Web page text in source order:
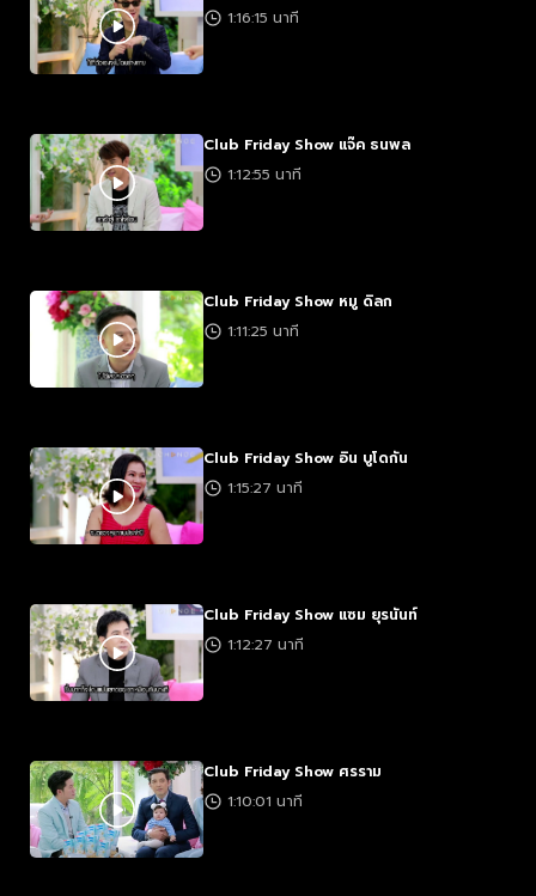
1:16:15 นาที
Club Friday Show แจ๊ค ธนพล
1:12:55 นาที
Club Friday Show หมู ดิลก
1:11:25 นาที
Club Friday Show อิน บูโดกัน
1:15:27 นาที
Club Friday Show แซม ยุรนันท์
1:12:27 นาที
Club Friday Show ศรราม
1:10:01 นาที